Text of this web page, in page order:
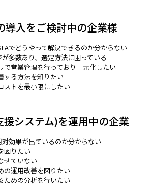
導入をご検討中の企業様
でどうやって解決できるのか分からない
が多数あり、選定方法に困っている
で営業管理を行っており一元化したい
する方法を知りたい
ストを最小限にしたい
援システム)を運用中の企業
対効果が出ているのか分からない
図りたい
せていない
の運用改善を図りたい
ための分析を行いたい